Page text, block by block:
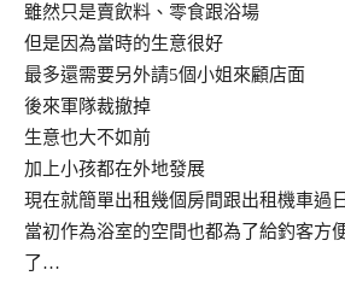
雖然只是賣飲料、零食跟浴場
但是因為當時的生意很好
最多還需要另外請5個小姐來顧店面
後來軍隊裁撤掉
生意也大不如前
加上小孩都在外地發展
現在就簡單出租幾個房間跟出租機車過
當初作為浴室的空間也都為了給釣客方
了…